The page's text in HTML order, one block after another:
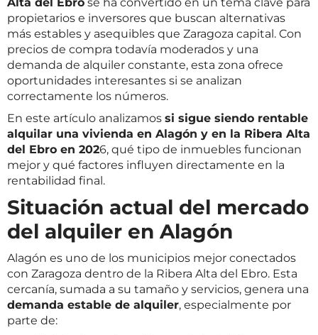
propietarios e inversores que buscan alternativas
más estables y asequibles que Zaragoza capital. Con
precios de compra todavía moderados y una
demanda de alquiler constante, esta zona ofrece
oportunidades interesantes si se analizan
correctamente los números.
En este artículo analizamos si sigue siendo rentable
alquilar una vivienda en Alagón y en la Ribera Alta
del Ebro en 2026, qué tipo de inmuebles funcionan
mejor y qué factores influyen directamente en la
rentabilidad final.
Situación actual del mercado
del alquiler en Alagón
Alagón es uno de los municipios mejor conectados
con Zaragoza dentro de la Ribera Alta del Ebro. Esta
cercanía, sumada a su tamaño y servicios, genera una
demanda estable de alquiler, especialmente por
parte de: